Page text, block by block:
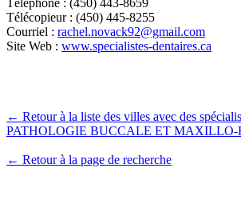
Téléphone : (450) 443-8659
Télécopieur : (450) 445-8255
Courriel : rachel.novack92@gmail.com
Site Web : www.specialistes-dentaires.ca
← Retour à la liste des villes avec des
PATHOLOGIE BUCCALE ET MAXILLO-
← Retour à la page de recherche